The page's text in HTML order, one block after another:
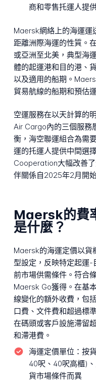
商和零售托運人提
Maersk網絡上的海運運
距離洲際海運的性質。
或亞洲至北美，典型海
體的起運港和目的港、
以及適用的船期。
貿易航線的船期和預估
空運服務在以天計算的
Air Cargo內的三個服務
衡，海空聯運組合為需
運的托運人提供中間選
Cooperation大幅改善
伴關係自2025年2月開
Maersk的費
是什麼？
Maersk的海運定價以貨
型設定，反映特定起運-
前市場供需條件。符合
Maersk Go獲得。在基
線變化的額外收費，包
口費、文件費和超過標
在碼頭或客戶設施滯留
和滯港費。
海運定價單位： 按
40呎、40呎高櫃)
貨市場條件而異